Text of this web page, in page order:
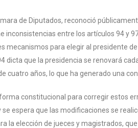
de Diputados, reconoció
entre los artículos 94 y
mecanismos para elegir al presidente
dicta que la presidencia se renovará
cuatro años, lo que ha generado una
constitucional para corregir estos
espera que las modificaciones se
la elección de jueces y magistrados,